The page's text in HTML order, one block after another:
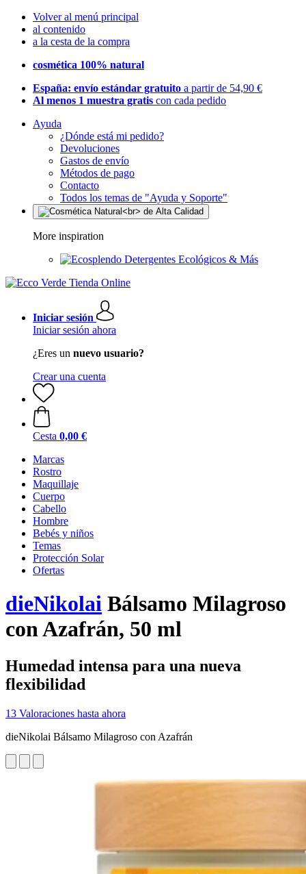
Volver al menú principal
al contenido
a la cesta de la compra
cosmética 100% natural
España: envío estándar gratuito a partir de 54,90 €
Al menos 1 muestra gratis con cada pedido
Ayuda
¿Dónde está mi pedido?
Devoluciones
Gastos de envío
Métodos de pago
Contacto
Todos los temas de "Ayuda y Soporte"
More inspiration
Detergentes Ecológicos & Más
Iniciar sesión
Iniciar sesión ahora
¿Eres un nuevo usuario?
Crear una cuenta
Cesta 0,00 €
Marcas
Rostro
Maquillaje
Cuerpo
Cabello
Hombre
Bebés y niños
Temas
Protección Solar
Ofertas
dieNikolai Bálsamo Milagroso
con Azafrán, 50 ml
Humedad intensa para una nueva
flexibilidad
13 Valoraciones hasta ahora
dieNikolai Bálsamo Milagroso con Azafrán